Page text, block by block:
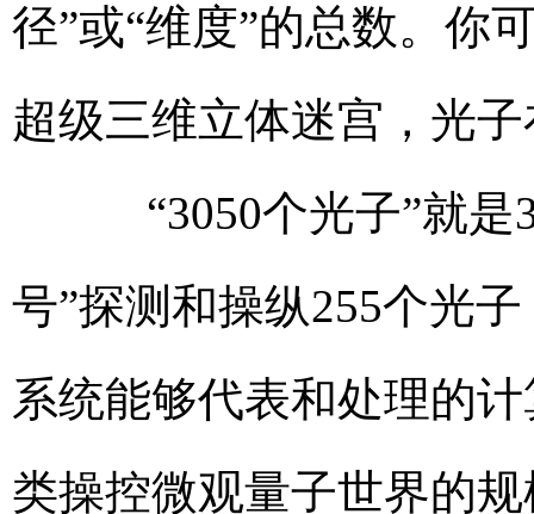
径”或“维度”的总数。你
超级三维立体迷宫，光
“3050个光子”就是
号”探测和操纵255个光
系统能够代表和处理的
类操控微观量子世界的